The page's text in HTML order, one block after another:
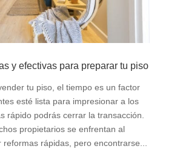
y efectivas para preparar tu piso
tu piso, el tiempo es un factor
esté lista para impresionar a los
rápido podrás cerrar la transacción.
propietarios se enfrentan al
rápidas, pero encontrarse...